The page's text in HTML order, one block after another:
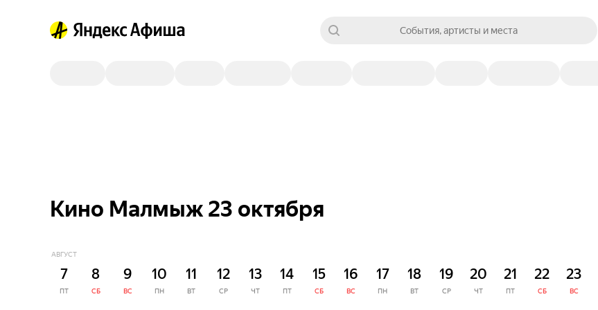
События, артисты и места
Кино Малмыж 23 октября
АВГУСТ
7
ПТ
8
СБ
9
ВС
10
ПН
11
ВТ
12
СР
13
ЧТ
14
ПТ
15
СБ
16
ВС
17
ПН
18
ВТ
19
СР
20
ЧТ
21
ПТ
22
СБ
23
ВС